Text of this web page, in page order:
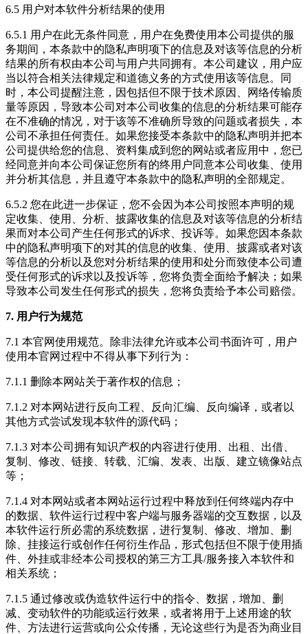
6.5 用户对本软件分析结果的使用
6.5.1 用户在此无条件同意，用户在免费使用本公司提供的服
务期间，本条款中的隐私声明项下的信息及对该等信息的分析
结果的所有权由本公司与用户共同拥有。本公司建议，用户应
当以符合相关法律规定和道德义务的方式使用该等信息。同
时，本公司提醒注意，因包括但不限于技术原因、网络传输质
量等原因，导致本公司对本公司收集的信息的分析结果可能存
在不准确的情况，对于该等不准确所导致的问题或者损失，本
公司不承担任何责任。如果您接受本条款中的隐私声明并把本
公司提供给您的信息、资料集成到您的网站或者应用中，您已
经同意并向本公司保证您所有的终用户同意本公司收集、使用
并分析其信息，并且遵守本条款中的隐私声明的全部规定。
6.5.2 您在此进一步保证，您不会因为本公司按照本声明的规
定收集、使用、分析、披露收集的信息及对该等信息的分析结
果而对本公司产生任何形式的诉求、投诉等。如果您因本条款
中的隐私声明项下的对其的信息的收集、使用、披露或者对该
等信息的分析以及您对分析结果的使用和处分而致使本公司遭
受任何形式的诉求以及投诉等，您将负责全面给予解决；如果
导致本公司发生任何形式的损失，您将负责给予本公司赔偿。
7. 用户行为规范
7.1 本官网使用规范。除非法律允许或本公司书面许可，用户
使用本官网过程中不得从事下列行为：
7.1.1 删除本网站关于著作权的信息；
7.1.2 对本网站进行反向工程、反向汇编、反向编译，或者以
其他方式尝试发现本软件的源代码；
7.1.3 对本公司拥有知识产权的内容进行使用、出租、出借、
复制、修改、链接、转载、汇编、发表、出版、建立镜像站点
等；
7.1.4 对本网站或者本网站运行过程中释放到任何终端内存中
的数据、软件运行过程中客户端与服务器端的交互数据，以及
本软件运行所必需的系统数据，进行复制、修改、增加、删
除、挂接运行或创作任何衍生作品，形式包括但不限于使用插
件、外挂或非经本公司授权的第三方工具/服务接入本软件和
相关系统；
7.1.5 通过修改或伪造软件运行中的指令、数据，增加、删
减、变动软件的功能或运行效果，或者将用于上述用途的软
件、方法进行运营或向公众传播，无论这些行为是否为商业目